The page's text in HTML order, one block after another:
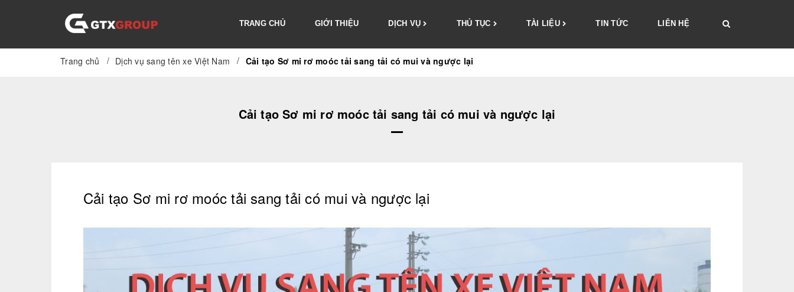
TRANG CHỦ GIỚI THIỆU DỊCH VỤ THỦ TỤC TÀI LIỆU TIN TỨC LIÊN HỆ
Trang chủ / Dịch vụ sang tên xe Việt Nam / Cải tạo Sơ mi rơ moóc tải sang tải có mui và ngược lại
Cải tạo Sơ mi rơ moóc tải sang tải có mui và ngược lại
Cải tạo Sơ mi rơ moóc tải sang tải có mui và ngược lại